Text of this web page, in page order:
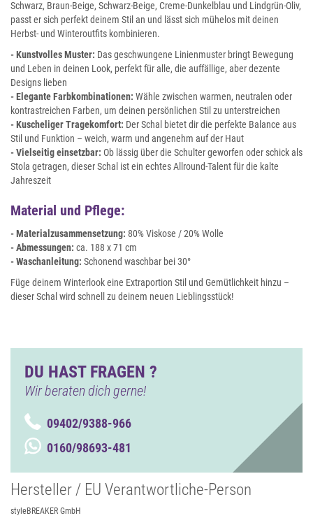
Schwarz, Braun-Beige, Schwarz-Beige, Creme-Dunkelblau und Lindgrün-Oliv,
passt er sich perfekt deinem Stil an und lässt sich mühelos mit deinen
Herbst- und Winteroutfits kombinieren.
- Kunstvolles Muster: Das geschwungene Linienmuster bringt Bewegung
und Leben in deinen Look, perfekt für alle, die auffällige, aber dezente
Designs lieben
- Elegante Farbkombinationen: Wähle zwischen warmen, neutralen oder
kontrastreichen Farben, um deinen persönlichen Stil zu unterstreichen
- Kuscheliger Tragekomfort: Der Schal bietet dir die perfekte Balance aus
Stil und Funktion – weich, warm und angenehm auf der Haut
- Vielseitig einsetzbar: Ob lässig über die Schulter geworfen oder schick als
Stola getragen, dieser Schal ist ein echtes Allround-Talent für die kalte
Jahreszeit
Material und Pflege:
- Materialzusammensetzung: 80% Viskose / 20% Wolle
- Abmessungen: ca. 188 x 71 cm
- Waschanleitung: Schonend waschbar bei 30°
Füge deinem Winterlook eine Extraportion Stil und Gemütlichkeit hinzu –
dieser Schal wird schnell zu deinem neuen Lieblingsstück!
DU HAST FRAGEN ?
Wir beraten dich gerne!
09402/9388-966
0160/98693-481
Hersteller / EU Verantwortliche-Person
styleBREAKER GmbH